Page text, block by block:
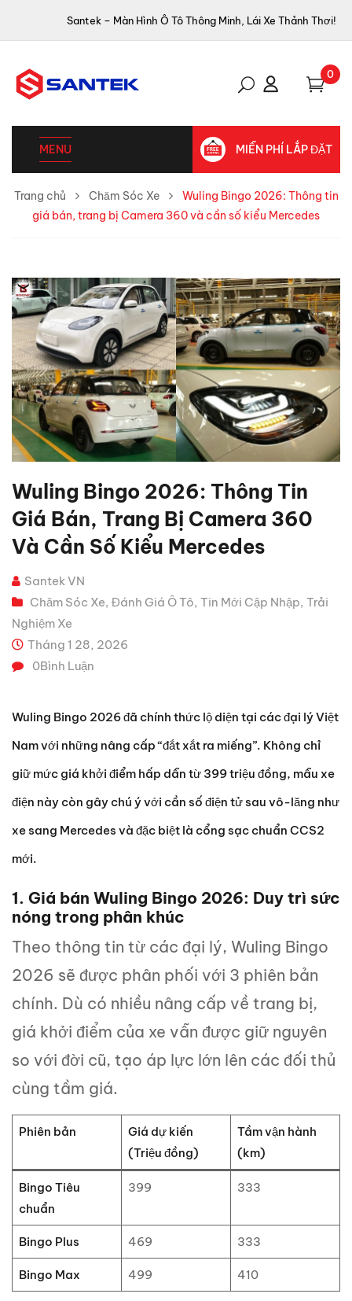
Santek – Màn Hình Ô Tô Thông Minh, Lái Xe Thảnh Thơi!
0
MENU MIỄN PHÍ LẮP ĐẶT
Trang chủ Chăm Sóc Xe
Wuling Bingo 2026: Thông tin
giá bán, trang bị Camera 360 và cần số kiểu Mercedes
Wuling Bingo 2026: Thông Tin
Giá Bán, Trang Bị Camera 360
Và Cần Số Kiểu Mercedes
Santek VN
Chăm Sóc Xe, Đánh Giá Ô Tô, Tin Mới Cập Nhập, Trải
Nghiệm Xe
Tháng 1 28, 2026
0Bình Luận
Wuling Bingo 2026 đã chính thức lộ diện tại các đại lý Việt
Nam với những nâng cấp “đắt xắt ra miếng”. Không chỉ
giữ mức giá khởi điểm hấp dẫn từ 399 triệu đồng, mẫu xe
điện này còn gây chú ý với cần số điện tử sau vô-lăng như
xe sang Mercedes và đặc biệt là cổng sạc chuẩn CCS2
mới.
1. Giá bán Wuling Bingo 2026: Duy trì sức
nóng trong phân khúc
Theo thông tin từ các đại lý, Wuling Bingo
2026 sẽ được phân phối với 3 phiên bản
chính. Dù có nhiều nâng cấp về trang bị,
giá khởi điểm của xe vẫn được giữ nguyên
so với đời cũ, tạo áp lực lớn lên các đối thủ
cùng tầm giá.
Phiên bản
Giá dự kiến
(Triệu đồng)
Tầm vận hành
(km)
Bingo Tiêu
chuẩn
399 333
Bingo Plus 469 333
Bingo Max 499 410